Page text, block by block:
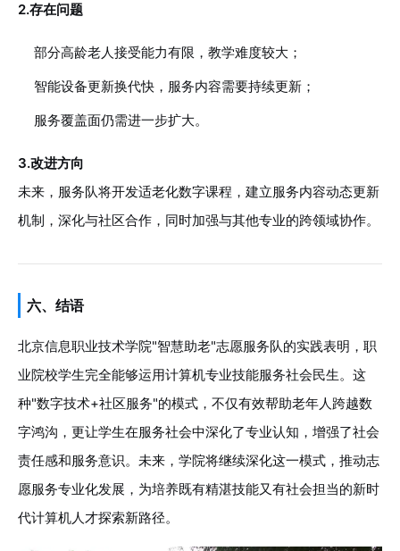
2.存在问题
部分高龄老人接受能力有限，教学难度较大；
智能设备更新换代快，服务内容需要持续更新；
服务覆盖面仍需进一步扩大。
3.改进方向
未来，服务队将开发适老化数字课程，建立服务内容动态更新
机制，深化与社区合作，同时加强与其他专业的跨领域协作。
六、结语
北京信息职业技术学院"智慧助老"志愿服务队的实践表明，职
业院校学生完全能够运用计算机专业技能服务社会民生。这
种"数字技术+社区服务"的模式，不仅有效帮助老年人跨越数
字鸿沟，更让学生在服务社会中深化了专业认知，增强了社会
责任感和服务意识。未来，学院将继续深化这一模式，推动志
愿服务专业化发展，为培养既有精湛技能又有社会担当的新时
代计算机人才探索新路径。